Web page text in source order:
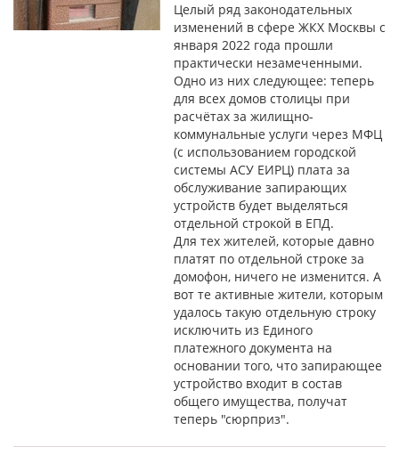
Целый ряд законодательных
изменений в сфере ЖКХ Москвы с
января 2022 года прошли
практически незамеченными.
Одно из них следующее: теперь
для всех домов столицы при
расчётах за жилищно-
коммунальные услуги через МФЦ
(с использованием городской
системы АСУ ЕИРЦ) плата за
обслуживание запирающих
устройств будет выделяться
отдельной строкой в ЕПД.
Для тех жителей, которые давно
платят по отдельной строке за
домофон, ничего не изменится. А
вот те активные жители, которым
удалось такую отдельную строку
исключить из Единого
платежного документа на
основании того, что запирающее
устройство входит в состав
общего имущества, получат
теперь "сюрприз".